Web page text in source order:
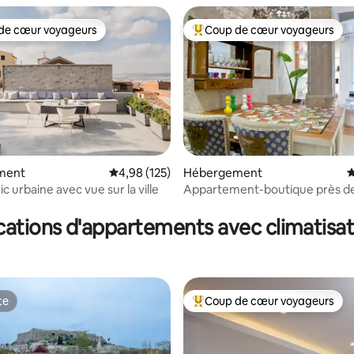
base de 122 commentaires : 4,89 sur 5
cœur voyageurs les plus appréciés
cœur voyageurs
Évaluation moyenne sur la base de 125
4,98 (125)
urbaine avec vue sur la ville
Coups de cœur voyageurs les
Coup de cœur voyageurs
Hébergement
Appartement-boutique près
d'appartements avec
Coups de cœur voyageurs les
Coup de cœur voyageurs